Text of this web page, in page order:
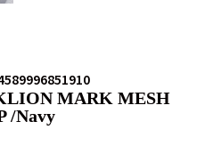
MARK MESH
/Navy